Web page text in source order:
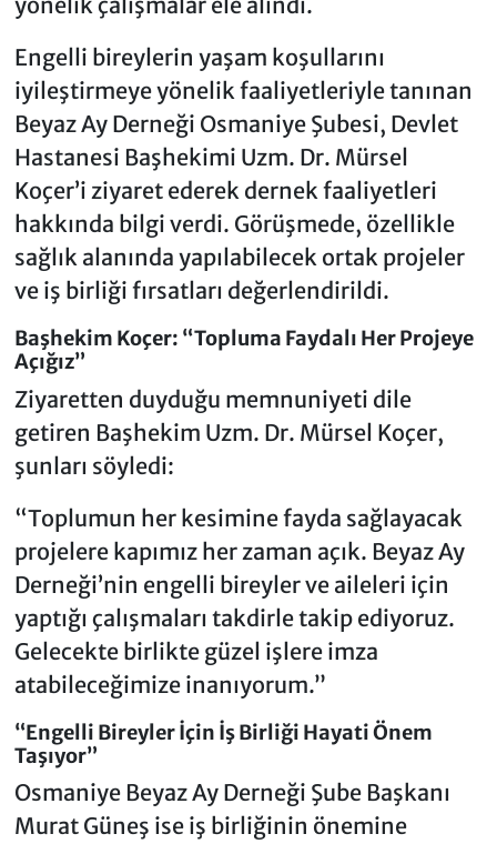
Engelli bireylerin yaşam koşullarını
iyileştirmeye yönelik faaliyetleriyle tanınan
Beyaz Ay Derneği Osmaniye Şubesi, Devlet
Hastanesi Başhekimi Uzm. Dr. Mürsel
Koçer’i ziyaret ederek dernek faaliyetleri
hakkında bilgi verdi. Görüşmede, özellikle
sağlık alanında yapılabilecek ortak projeler
ve iş birliği fırsatları değerlendirildi.
Başhekim Koçer: “Topluma Faydalı Her Projeye
Açığız”
Ziyaretten duyduğu memnuniyeti dile
getiren Başhekim Uzm. Dr. Mürsel Koçer,
şunları söyledi:
“Toplumun her kesimine fayda sağlayacak
projelere kapımız her zaman açık. Beyaz Ay
Derneği’nin engelli bireyler ve aileleri için
yaptığı çalışmaları takdirle takip ediyoruz.
Gelecekte birlikte güzel işlere imza
atabileceğimize inanıyorum.”
“Engelli Bireyler İçin İş Birliği Hayati Önem
Taşıyor”
Osmaniye Beyaz Ay Derneği Şube Başkanı
Murat Güneş ise iş birliğinin önemine